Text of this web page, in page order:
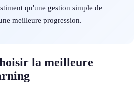
qu'une gestion simple de
meilleure progression.
la meilleure